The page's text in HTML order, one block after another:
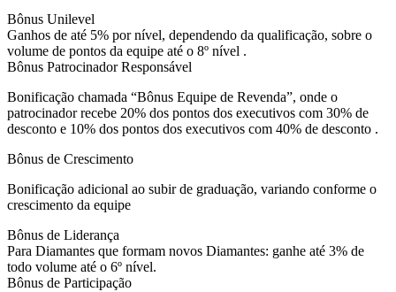
Bônus Unilevel
Ganhos de até 5% por nível, dependendo da qualificação, sobre o
volume de pontos da equipe até o 8º nível .
Bônus Patrocinador Responsável
Bonificação chamada “Bônus Equipe de Revenda”, onde o
patrocinador recebe 20% dos pontos dos executivos com 30% de
desconto e 10% dos pontos dos executivos com 40% de desconto .
Bônus de Crescimento
Bonificação adicional ao subir de graduação, variando conforme o
crescimento da equipe
Bônus de Liderança
Para Diamantes que formam novos Diamantes: ganhe até 3% de
todo volume até o 6º nível.
Bônus de Participação